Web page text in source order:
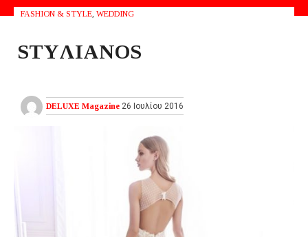
FASHION & STYLE WEDDING
STYΛIANOS
DELUXE Magazine 26 Ιουλίου 2016